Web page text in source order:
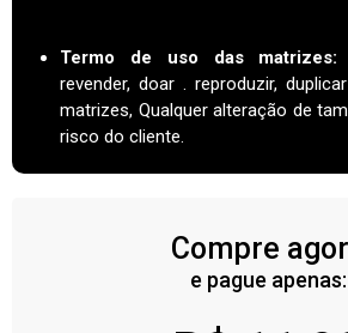
Termo de uso das matrizes:
revender, doar . reproduzir,
matrizes, Qualquer alteração de
risco do cliente.
Compre
e pague apenas: